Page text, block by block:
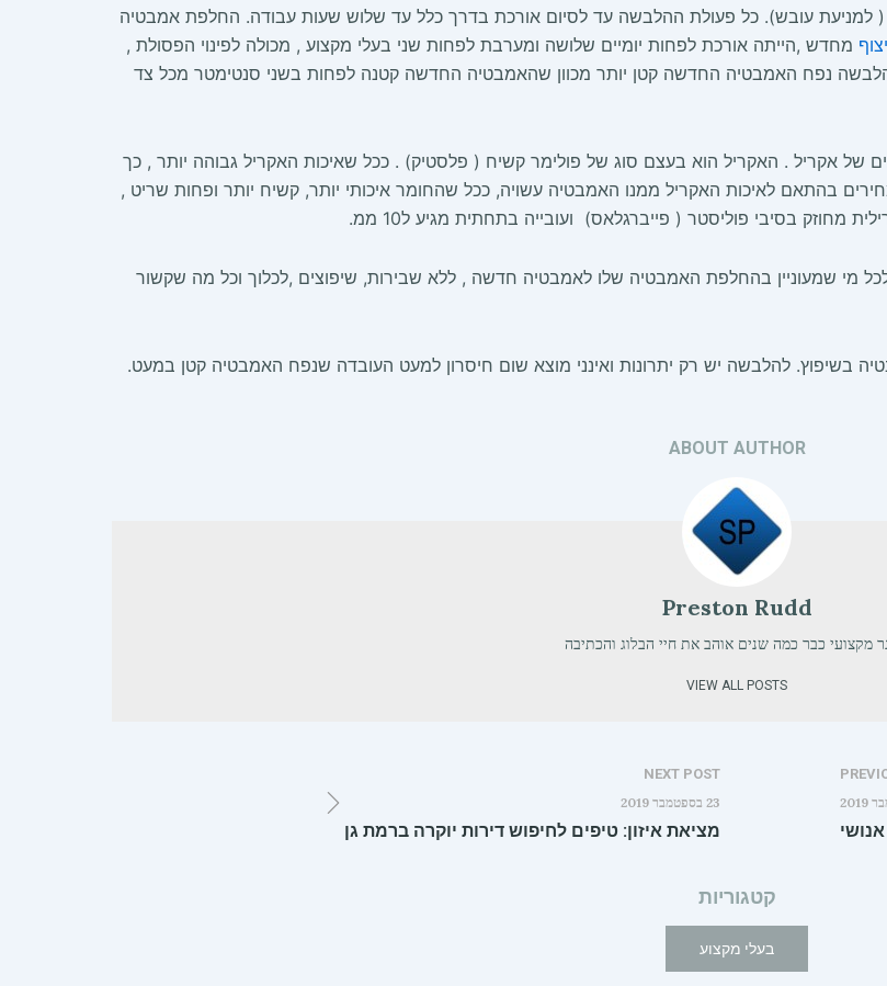
עובש). כל פעולת ההלבשה עד לסיום אורכת בדרך כלל עד שלוש שעות עבודה. החלפת אמבטיה
מחדש ,הייתה אורכת לפחות יומיים שלושה ומערבת לפחות שני בעלי מקצוע , מכולה לפינוי הפסולת ,
נפח האמבטיה החדשה קטן יותר מכוון שהאמבטיה החדשה קטנה לפחות בשני סנטימטר מכל צד
של אקריל . האקריל הוא בעצם סוג של פולימר קשיח ( פלסטיק) . ככל שאיכות האקריל גבוהה יותר , כך
בהתאם לאיכות האקריל ממנו האמבטיה עשויה, ככל שהחומר איכותי יותר, קשיח יותר ופחות שריט ,
בסיבי פוליסטר ( פייברגלאס) ועובייה בתחתית מגיע ל10 ממ.
מעולה ואמין לכל מי שמעוניין בהחלפת האמבטיה שלו לאמבטיה חדשה , ללא שבירות, שיפוצים ,לכלוך וכל מה שקשור
להלבשה יש רק יתרונות ואינני מוצא שום חיסרון למעט העובדה שנפח האמבטיה קטן במעט.
ABOUT AUTHOR
Preston Rudd
מקצועי כבר כמה שנים אוהב את חיי הבלוג והכתיבה
VIEW ALL POSTS
NEXT POST
23 בספטמבר 2019
מציאת איזון: טיפים לחיפוש דירות יוקרה ברמת גן
קטגוריות
בעלי מקצוע